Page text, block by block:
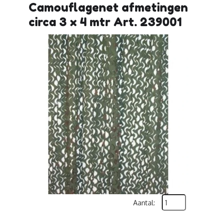
Camouflagenet afmetingen
circa 3 x 4 mtr Art. 239001
Aantal: